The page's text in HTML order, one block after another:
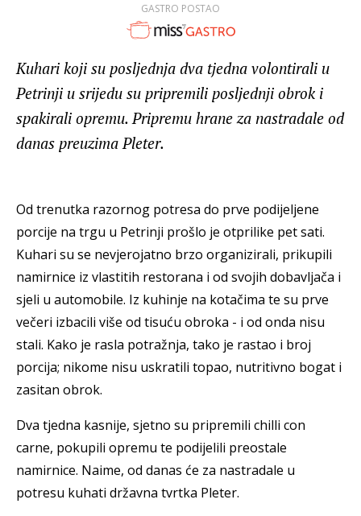
GASTRO POSTAO
Kuhari koji su posljednja dva tjedna volontirali u
Petrinji u srijedu su pripremili posljednji obrok i
spakirali opremu. Pripremu hrane za nastradale od
danas preuzima Pleter.
Od trenutka razornog potresa do prve podijeljene
porcije na trgu u Petrinji prošlo je otprilike pet sati.
Kuhari su se nevjerojatno brzo organizirali, prikupili
namirnice iz vlastitih restorana i od svojih dobavljača i
sjeli u automobile. Iz kuhinje na kotačima te su prve
večeri izbacili više od tisuću obroka - i od onda nisu
stali. Kako je rasla potražnja, tako je rastao i broj
porcija; nikome nisu uskratili topao, nutritivno bogat i
zasitan obrok.
Dva tjedna kasnije, sjetno su pripremili chilli con
carne, pokupili opremu te podijelili preostale
namirnice. Naime, od danas će za nastradale u
potresu kuhati državna tvrtka Pleter.